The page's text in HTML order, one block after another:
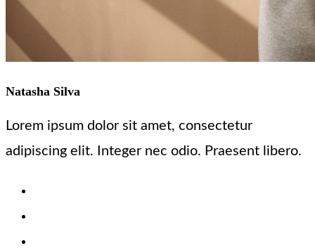
Natasha Silva
Lorem ipsum dolor sit amet, consectetur
adipiscing elit. Integer nec odio. Praesent libero.